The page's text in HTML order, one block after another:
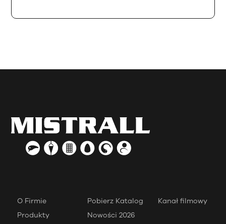
O Firmie
Produkty
Pobierz Katalog
Nowości 2026
Kanał filmowy